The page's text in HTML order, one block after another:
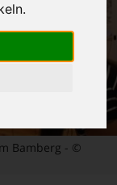
Bamberg - ©